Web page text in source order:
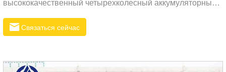
высококачественный четырехколесный аккумуляторный
Связаться сейчас